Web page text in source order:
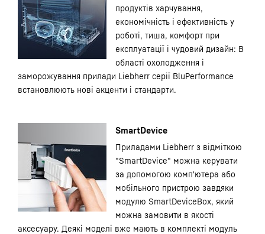
продуктів харчування,
економічність і ефективність у
роботі, тиша, комфорт при
експлуатації і чудовий дизайн: В
області охолодження і
заморожування прилади Liebherr серії BluPerformance
встановлюють нові акценти і стандарти.
SmartDevice
Приладами Liebherr з відміткою
"SmartDevice" можна керувати
за допомогою комп'ютера або
мобільного пристрою завдяки
модулю SmartDeviceBox, який
можна замовити в якості
аксесуару. Деякі моделі вже мають в комплекті модуль